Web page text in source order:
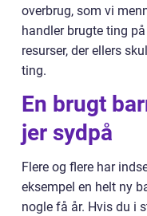
overbrug, som vi
handler brugte ting
resurser, der ellers
ting.
En brugt
jer sydpå
Flere og flere har
eksempel en helt ny
nogle få år. Hvis du i